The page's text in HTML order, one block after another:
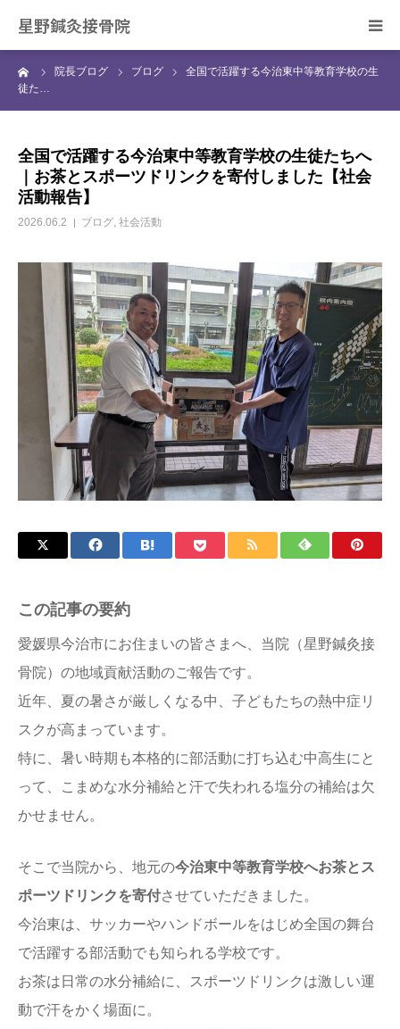
星野鍼灸接骨院
院長ブログ ブログ
全国で活躍する今治東中等教育学校の生
徒た…
全国で活躍する今治東中等教育学校の生徒たちへ
｜お茶とスポーツドリンクを寄付しました【社会
活動報告】
2026.06.2 ブログ, 社会活動
この記事の要約
愛媛県今治市にお住まいの皆さまへ、当院（星野鍼灸接
骨院）の地域貢献活動のご報告です。
近年、夏の暑さが厳しくなる中、子どもたちの熱中症リ
スクが高まっています。
特に、暑い時期も本格的に部活動に打ち込む中高生にと
って、こまめな水分補給と汗で失われる塩分の補給は欠
かせません。
そこで当院から、地元の今治東中等教育学校へお茶とス
ポーツドリンクを寄付させていただきました。
今治東は、サッカーやハンドボールをはじめ全国の舞台
で活躍する部活動でも知られる学校です。
お茶は日常の水分補給に、スポーツドリンクは激しい運
動で汗をかく場面に。
ホーム
症状別の治療について
スタッフ紹介
院長ブログ
ご予約・お問合せ
アクセス